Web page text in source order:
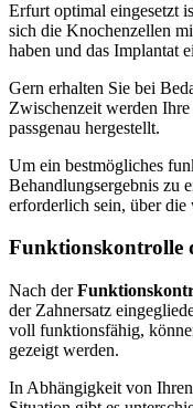
Erfurt optimal eingesetzt
sich die Knochenzellen
haben und das Implantat
Gern erhalten Sie bei
Zwischenzeit werden
passgenau hergestellt.
Um ein bestmögliches
Behandlungsergebnis zu
erforderlich sein, über
Funktionskontrolle
Nach der
der Zahnersatz
voll funktionsfähig,
gezeigt werden.
In Abhängigkeit von